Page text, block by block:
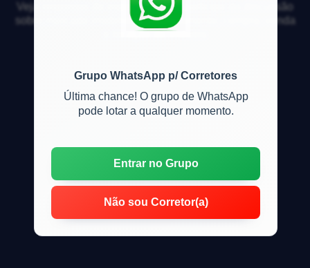
Grupo WhatsApp p/ Corretores
Última chance! O grupo de WhatsApp
pode lotar a qualquer momento.
Entrar no Grupo
Não sou Corretor(a)
Veja respostas de especialistas e participe da discussão
sobre mercado imobiliário, financiamento, compra, venda
e locação de imóveis